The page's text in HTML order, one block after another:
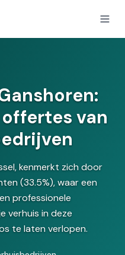
van
kenmerkt zich door
(33.5%), waar een
professionele
verhuis in deze
te laten verlopen.